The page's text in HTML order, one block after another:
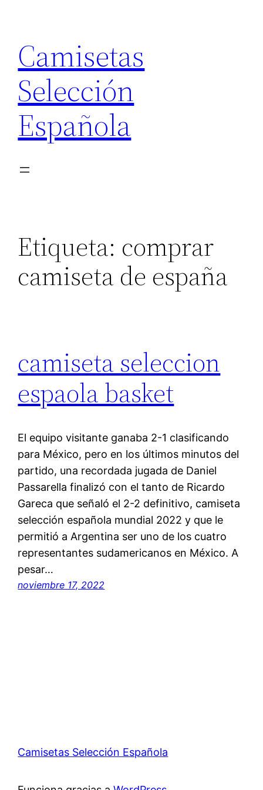
contenido
Camisetas
Selección
Española
Etiqueta: comprar
camiseta de españa
camiseta seleccion
espaola basket
El equipo visitante ganaba 2-1 clasificando
para México, pero en los últimos minutos del
partido, una recordada jugada de Daniel
Passarella finalizó con el tanto de Ricardo
Gareca que señaló el 2-2 definitivo, camiseta
selección española mundial 2022 y que le
permitió a Argentina ser uno de los cuatro
representantes sudamericanos en México. A
pesar…
noviembre 17, 2022
Camisetas Selección Española